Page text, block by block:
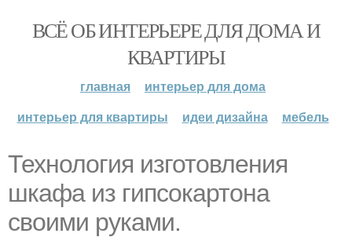
ВСЁ ОБ ИНТЕРЬЕРЕ ДЛЯ ДОМА И
КВАРТИРЫ
главная
интерьер для дома
интерьер для квартиры
идеи дизайна мебель
Технология изготовления
шкафа из гипсокартона
своими руками.